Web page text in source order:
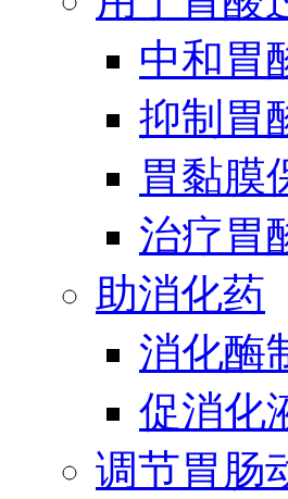
中和胃
抑制胃
胃黏膜
治疗胃
助消化药
消化酶
促消化
调节胃肠